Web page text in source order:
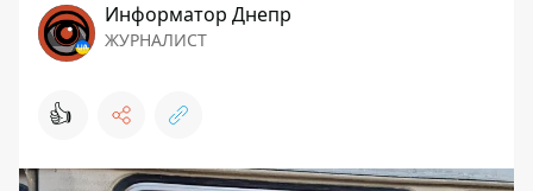
Информатор Днепр
ЖУРНАЛИСТ
👍